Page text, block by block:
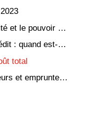
Impact concret sur la mensualité et le pouvoir d’achat
Renégocier ou racheter son crédit : quand est-ce rentable ?
total
Conseils pratiques pour acheteurs et emprunteurs